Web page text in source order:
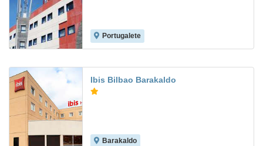
Portugalete
Ibis Bilbao Barakaldo
Barakaldo